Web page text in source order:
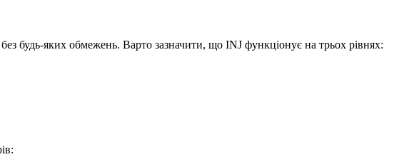
будь-яких обмежень. Варто зазначити, що INJ функціонує на трьох рівнях: